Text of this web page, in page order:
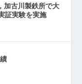
加古川製鉄所で大
証実験を実施